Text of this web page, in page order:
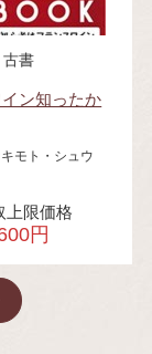
古書
ン知ったか
モト・シュウ
上限価格
円